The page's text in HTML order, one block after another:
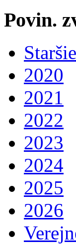
Povin.
Staršie
2020
2021
2022
2023
2024
2025
2026